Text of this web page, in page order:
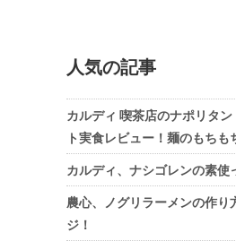
人気の記事
カルディ 喫茶店のナポリタ
ト実食レビュー！麺のもちも
カルディ、ナシゴレンの素使
農心、ノグリラーメンの作り
ジ！